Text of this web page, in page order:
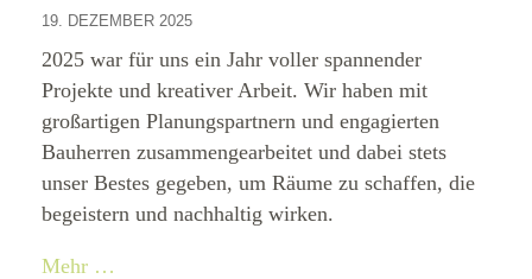
19. DEZEMBER 2025
2025 war für uns ein Jahr voller spannender
Projekte und kreativer Arbeit. Wir haben mit
großartigen Planungspartnern und engagierten
Bauherren zusammengearbeitet und dabei stets
unser Bestes gegeben, um Räume zu schaffen, die
begeistern und nachhaltig wirken.
Mehr …